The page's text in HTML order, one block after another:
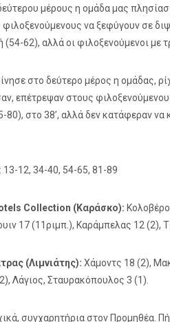
μέρους η ομάδα μας
φιλοξενούμενους να ξεφύγουν σε
(54-62), αλλά οι φιλοξενούμενοι με
στο δεύτερο μέρος η ομάδας,
επέτρεψαν στους
80), στο 38’, αλλά δεν κατάφεραν να
: 13-12, 34-40, 54-65, 81-89
Collection (Καράσκο):
17 (11ριμπ.), Καράμπελας 12
(Λιμνιάτης): Χάμοντς 18 (2),
Λάγιος, Σταυρακόπουλος 3 (1).
συγχαρητήρια στον Προμηθέα.